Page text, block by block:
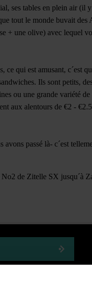
ses tables en plein air (il y
tout le monde buvait des
+ une olive) avec lequel
ce qui est amusant, c´est
Ils sont petits,
ou une grande variété
aux alentours de €2 -
passé là- c´est
de Zitelle SX jusqu´à